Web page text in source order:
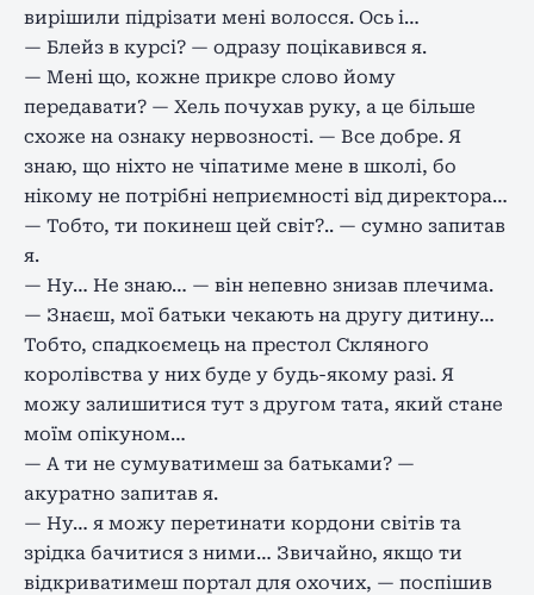
вирішили підрізати мені волосся. Ось і…
— Блейз в курсі? — одразу поцікавився я.
— Мені що, кожне прикре слово йому
передавати? — Хель почухав руку, а це більше
схоже на ознаку нервозності. — Все добре. Я
знаю, що ніхто не чіпатиме мене в школі, бо
нікому не потрібні неприємності від директора…
— Тобто, ти покинеш цей світ?.. — сумно запитав
я.
— Ну… Не знаю… — він непевно знизав плечима.
— Знаєш, мої батьки чекають на другу дитину…
Тобто, спадкоємець на престол Скляного
королівства у них буде у будь-якому разі. Я
можу залишитися тут з другом тата, який стане
моїм опікуном…
— А ти не сумуватимеш за батьками? —
акуратно запитав я.
— Ну… я можу перетинати кордони світів та
зрідка бачитися з ними… Звичайно, якщо ти
відкриватимеш портал для охочих, — поспішив